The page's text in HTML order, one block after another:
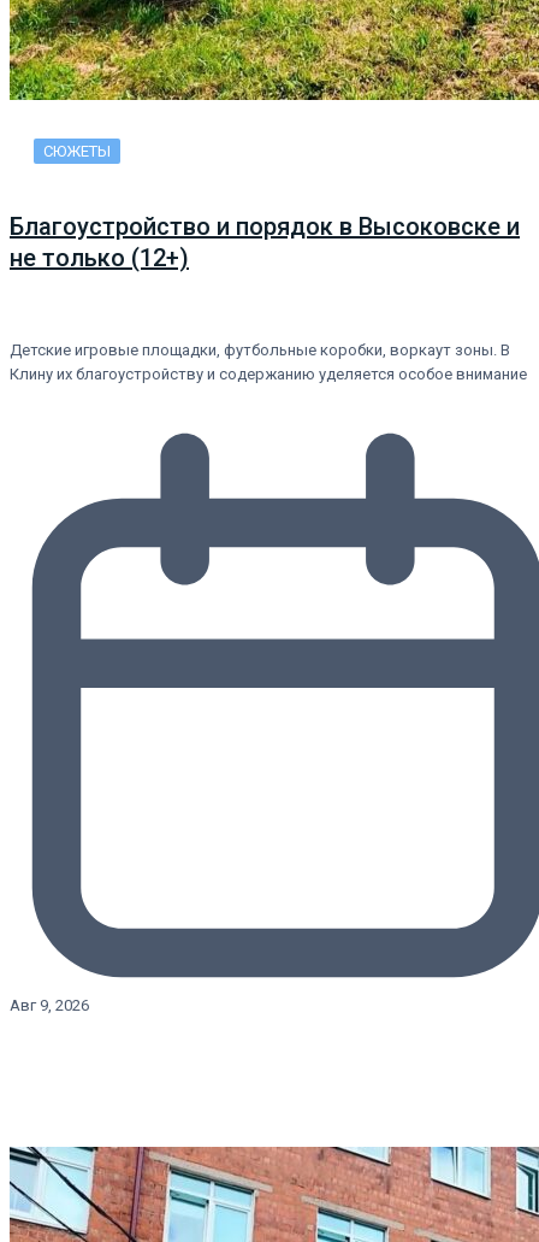
СЮЖЕТЫ
Благоустройство и порядок в Высоковске и
не только (12+)
Детские игровые площадки, футбольные коробки, воркаут зоны. В
Клину их благоустройству и содержанию уделяется особое внимание
Авг 9, 2026